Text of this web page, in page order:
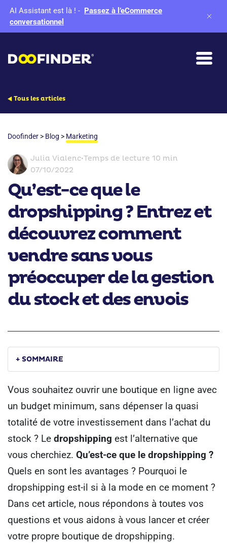
AI Assistant est là ! - Passez à l’eCommerce
conversationnel
Tous les articles
Doofinder > Blog > Marketing
Julia Vialenc•Temps de lecture 10 min
07/10/2022
Qu’est-ce que le
dropshipping ? Entrez et
découvrez comment
vendre sans vous
préoccuper de la gestion
du stock et des envois
+ SOMMAIRE
Vous souhaitez ouvrir une boutique en ligne avec
un budget minimum, sans dépenser la quasi
totalité de votre investissement dans l’achat du
stock ? Le dropshipping est l’alternative que
vous cherchiez. Qu’est-ce que le dropshipping ?
Quels en sont les avantages ? Pourquoi le
dropshipping est-il si à la mode en ce moment ?
Dans cet article, nous répondons à toutes vos
questions et vous aidons à vous lancer et créer
votre propre boutique de dropshipping.